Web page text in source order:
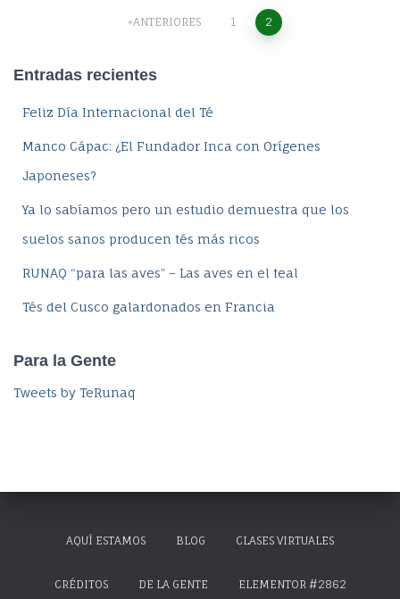
Navegación
de
entradas
ANTERIORES 1 2
Entradas recientes
Feliz Día Internacional del Té
Manco Cápac: ¿El Fundador Inca con Orígenes
Japoneses?
Ya lo sabíamos pero un estudio demuestra que los
suelos sanos producen tés más ricos
RUNAQ “para las aves” – Las aves en el teal
Tés del Cusco galardonados en Francia
Para la Gente
Tweets by TeRunaq
AQUÍ ESTAMOS BLOG CLASES VIRTUALES
CRÉDITOS DE LA GENTE ELEMENTOR #2862